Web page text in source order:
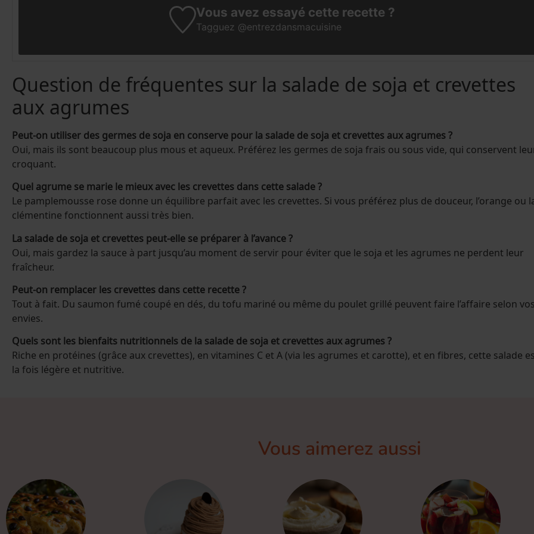
Vous avez essayé cette recette ?
Tagguez @entrezdansmacuisine
Question de fréquentes sur la salade de soja et crevettes
aux agrumes
Peut-on utiliser des germes de soja en conserve pour la salade de soja et crevettes aux agrumes ?
Oui, mais ils sont beaucoup plus mous et aqueux. Préférez les germes de soja frais ou sous vide, qui conservent
croquant.
Quel agrume se marie le mieux avec les crevettes dans cette salade ?
Le pamplemousse rose donne un équilibre parfait avec les crevettes. Si vous préférez plus de douceur, l’orange ou
clémentine fonctionnent aussi très bien.
La salade de soja et crevettes peut-elle se préparer à l’avance ?
Oui, mais gardez la sauce à part jusqu’au moment de servir pour éviter que le soja et les agrumes ne perdent leur
fraîcheur.
Peut-on remplacer les crevettes dans cette recette ?
Tout à fait. Du saumon fumé coupé en dés, du tofu mariné ou même du poulet grillé peuvent faire l’affaire selon
envies.
Quels sont les bienfaits nutritionnels de la salade de soja et crevettes aux agrumes ?
Riche en protéines (grâce aux crevettes), en vitamines C et A (via les agrumes et carotte), et en fibres, cette salade
la fois légère et nutritive.
Vous aimerez aussi